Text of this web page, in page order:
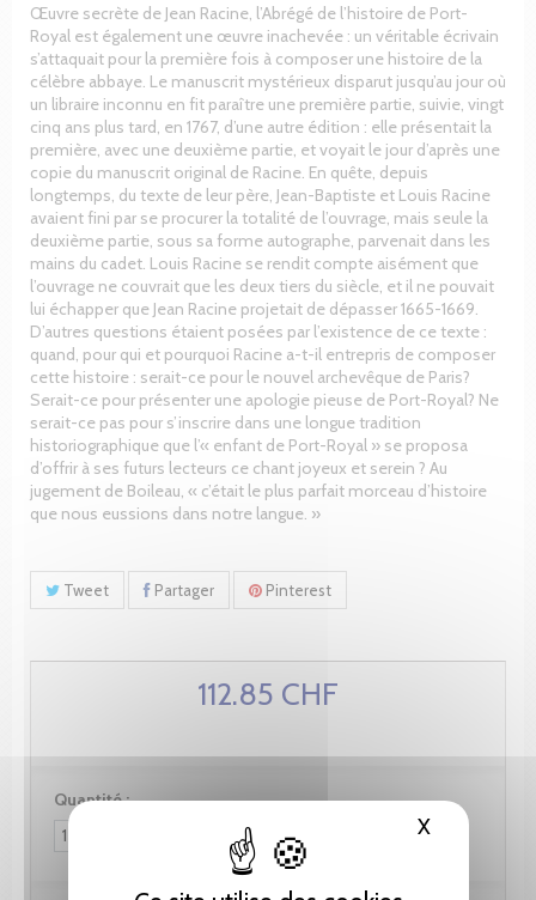
XMasquer
Œuvre secrète de Jean Racine, l’Abrégé de l’histoire de Port-
Royal est également une œuvre inachevée : un véritable écrivain
s’attaquait pour la première fois à composer une histoire de la
célèbre abbaye. Le manuscrit mystérieux disparut jusqu’au jour où
un libraire inconnu en fit paraître une première partie, suivie, vingt
cinq ans plus tard, en 1767, d’une autre édition : elle présentait la
première, avec une deuxième partie, et voyait le jour d’après une
copie du manuscrit original de Racine. En quête, depuis
longtemps, du texte de leur père, Jean-Baptiste et Louis Racine
avaient fini par se procurer la totalité de l’ouvrage, mais seule la
deuxième partie, sous sa forme autographe, parvenait dans les
mains du cadet. Louis Racine se rendit compte aisément que
l’ouvrage ne couvrait que les deux tiers du siècle, et il ne pouvait
lui échapper que Jean Racine projetait de dépasser 1665-1669.
D’autres questions étaient posées par l’existence de ce texte :
quand, pour qui et pourquoi Racine a-t-il entrepris de composer
cette histoire : serait-ce pour le nouvel archevêque de Paris?
Serait-ce pour présenter une apologie pieuse de Port-Royal? Ne
serait-ce pas pour s’inscrire dans une longue tradition
historiographique que l’« enfant de Port-Royal » se proposa
d’offrir à ses futurs lecteurs ce chant joyeux et serein ? Au
jugement de Boileau, « c’était le plus parfait morceau d’histoire
que nous eussions dans notre langue. »
Tweet Partager Pinterest
112.85 CHF
Quantité :